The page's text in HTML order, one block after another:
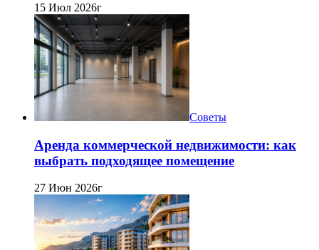
15 Июл 2026г
Советы
Аренда коммерческой недвижимости: как
выбрать подходящее помещение
27 Июн 2026г